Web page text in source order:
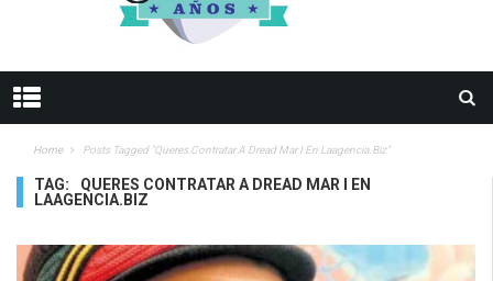
Home Posts Tagged "Queres Contratar A Dread Mar I En Laagencia.biz"
TAG:
QUERES CONTRATAR A DREAD MAR I EN
LAAGENCIA.BIZ